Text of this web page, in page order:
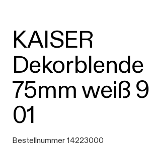
KAISER
Dekorblende
75mm weiß
01
Bestellnummer 14223000